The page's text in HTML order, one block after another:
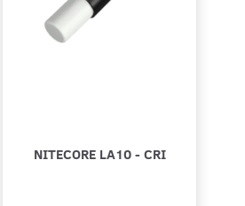
NITECORE LA10 - CRI